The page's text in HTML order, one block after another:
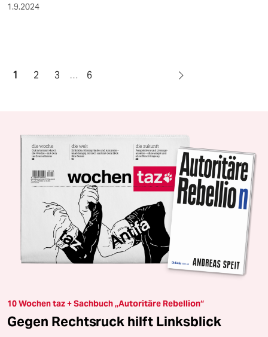
1.9.2024
1 2 3 … 6
10 Wochen taz + Sachbuch „Autoritäre Rebellion“
Gegen Rechtsruck hilft Linksblick